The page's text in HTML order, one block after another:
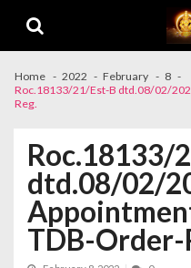
Home 2022 February
8
Roc.18133/21/Est-B dtd.08/02/
Reg.
Roc.18133/
dtd.08/02/
TDB-Order-